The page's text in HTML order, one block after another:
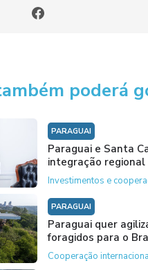
poderá
PARAGUAI
Paraguai e Santa
integração regional
Investimentos e
PARAGUAI
Paraguai quer
foragidos para o
Cooperação